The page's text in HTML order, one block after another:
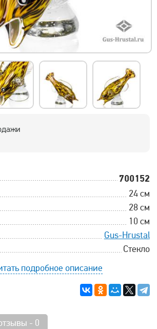
700152
24 см
28 см
10 см
Gus-Hrustal
Стекло
подробное описание
- 0